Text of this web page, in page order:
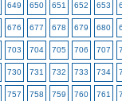
649 650 651 652 653
676 677 678 679 680
703 704 705 706 707
730 731 732 733 734
757 758 759 760 761